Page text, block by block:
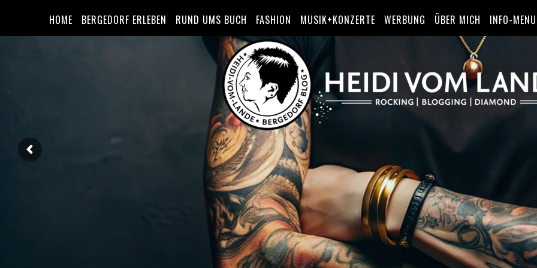
HOME BERGEDORF ERLEBEN RUND UMS BUCH FASHION MUSIK+KONZERTE WERBUNG ÜBER MICH INFO-